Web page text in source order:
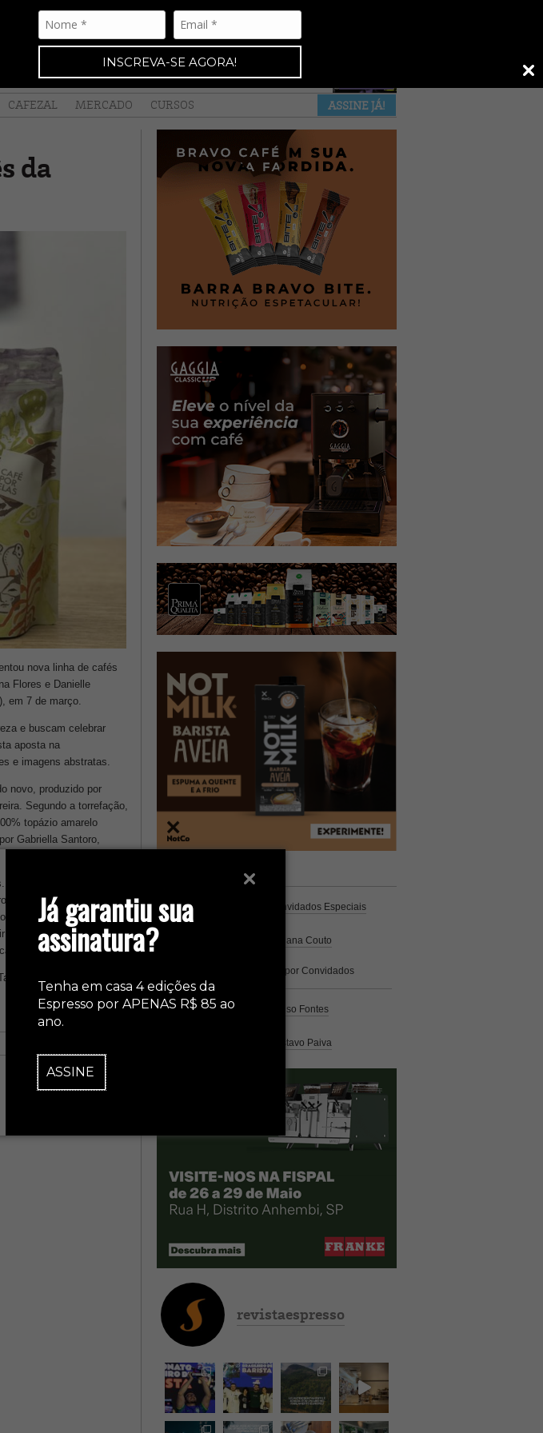
Já garantiu sua
assinatura?
Tenha em casa 4 edições da
Espresso por APENAS R$ 85 ao
ano.
ASSINE
INSCREVA-SE AGORA!
•NAS BANCAS
CAFEZAL MERCADO ASSINE JÁ!
CURSOS
da
nova linha de cafés
Flores e Danielle
em 7 de março.
e buscam celebrar
aposta na
e imagens abstratas.
novo, produzido por
Segundo a torrefação,
topázio amarelo
Gabriella Santoro,
e Germina
real com o meio
convidamos a Thereza
amantes da bebida,
especial”.
387 – Vila Buarque –
Espresso
Coluna Café por Convidados Especiais
por Cristiana Couto
por Convidados
Especiais
Análisepor Caio Alonso Fontes
por Gustavo Paiva
revistaespresso